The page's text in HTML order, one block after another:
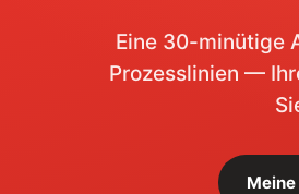
Eine 30-minütige
Prozesslinien —